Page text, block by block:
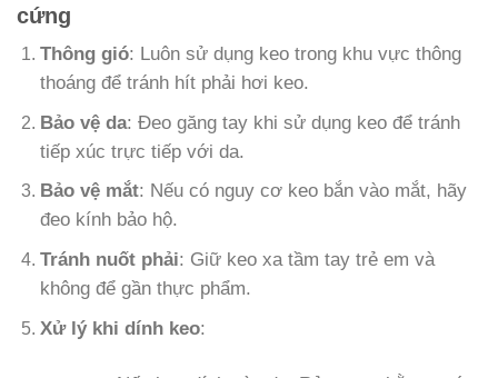
cứng
Thông gió: Luôn sử dụng keo trong khu vực thông
thoáng để tránh hít phải hơi keo.
Bảo vệ da: Đeo găng tay khi sử dụng keo để tránh
tiếp xúc trực tiếp với da.
Bảo vệ mắt: Nếu có nguy cơ keo bắn vào mắt, hãy
đeo kính bảo hộ.
Tránh nuốt phải: Giữ keo xa tầm tay trẻ em và
không để gần thực phẩm.
Xử lý khi dính keo: